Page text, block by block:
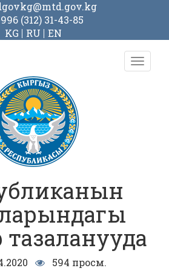
(312) 31-43-85
KG
RU EN
Toggle
594 просм.